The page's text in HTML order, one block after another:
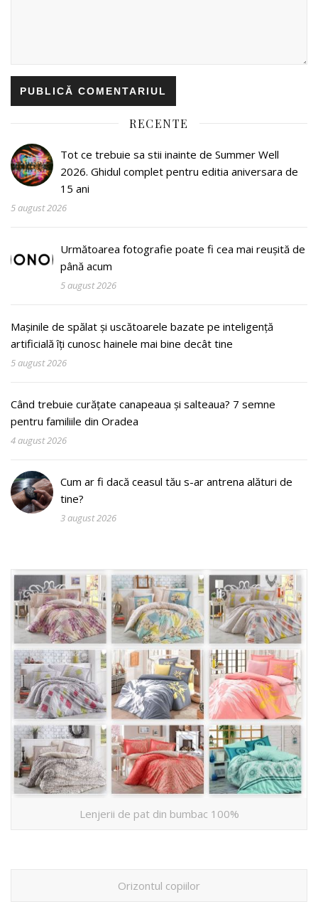
RECENTE
Tot ce trebuie sa stii inainte de Summer Well
2026. Ghidul complet pentru editia aniversara de
15 ani
5 august 2026
Următoarea fotografie poate fi cea mai reușită de
până acum
5 august 2026
Mașinile de spălat și uscătoarele bazate pe inteligență
artificială îți cunosc hainele mai bine decât tine
5 august 2026
Când trebuie curățate canapeaua și salteaua? 7 semne
pentru familiile din Oradea
4 august 2026
Cum ar fi dacă ceasul tău s-ar antrena alături de
tine?
3 august 2026
Lenjerii de pat din bumbac 100%
Orizontul copiilor